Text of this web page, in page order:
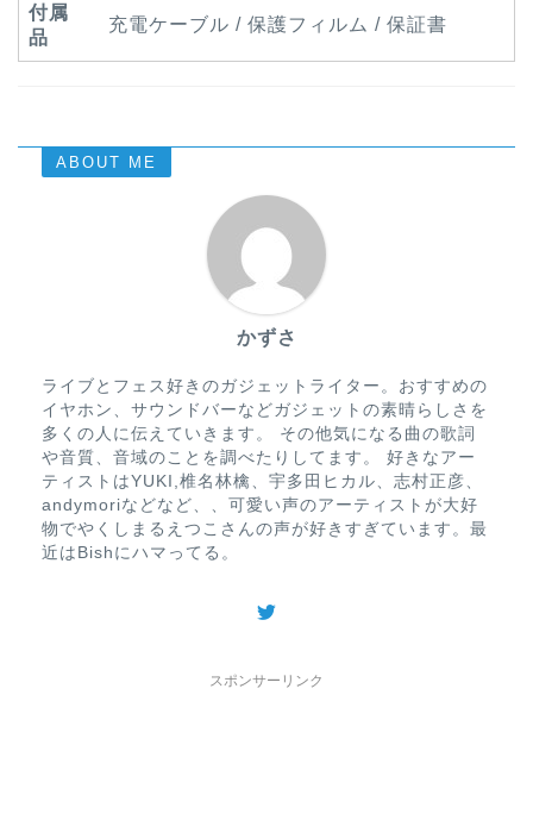
付属
品
充電ケーブル / 保護フィルム / 保証書
ABOUT ME
かずさ
ライブとフェス好きのガジェットライター。おすすめの
イヤホン、サウンドバーなどガジェットの素晴らしさを
多くの人に伝えていきます。 その他気になる曲の歌詞
や音質、音域のことを調べたりしてます。 好きなアー
ティストはYUKI,椎名林檎、宇多田ヒカル、志村正彦、
andymoriなどなど、、可愛い声のアーティストが大好
物でやくしまるえつこさんの声が好きすぎています。最
近はBishにハマってる。
スポンサーリンク